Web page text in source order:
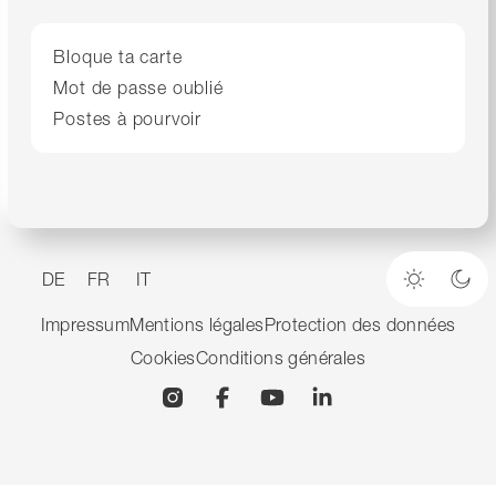
Bloque ta carte
Mot de passe oublié
Postes à pourvoir
DE FR IT
Mode
ImpressumMentions légalesProtection des données
CookiesConditions générales
InstagramFacebookYouTube